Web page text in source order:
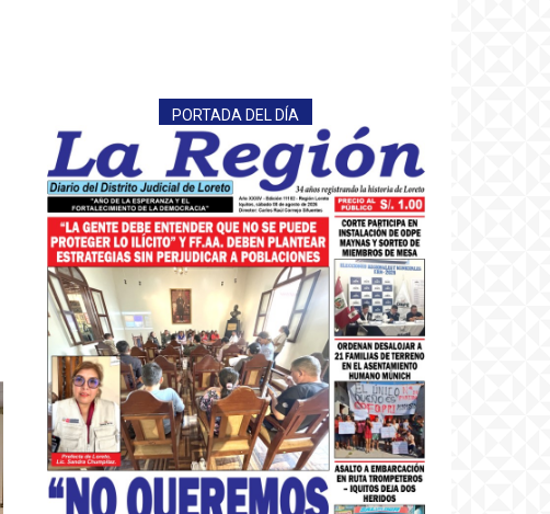
PORTADA DEL DÍA